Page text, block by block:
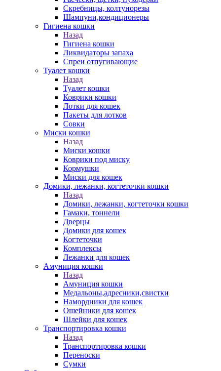
Скребницы, колтунорезы
Шампуни,кондиционеры
Гигиена кошки
Назад
Гигиена кошки
Ликвидаторы запаха
Спреи отпугивающие
Туалет кошки
Назад
Туалет кошки
Коврики кошки
Лотки для кошек
Пакеты для лотков
Совки
Миски кошки
Назад
Миски кошки
Коврики под миску
Кормушки
Миски для кошек
Домики, лежанки, когтеточки кошки
Назад
Домики, лежанки, когтеточки кошки
Гамаки, тоннели
Дверцы
Домики для кошек
Когтеточки
Комплексы
Лежанки для кошек
Амуниция кошки
Назад
Амуниция кошки
Медальоны,адресники,свистки
Намордники для кошек
Ошейники для кошек
Шлейки для кошек
Транспортировка кошки
Назад
Транспортировка кошки
Переноски
Сумки